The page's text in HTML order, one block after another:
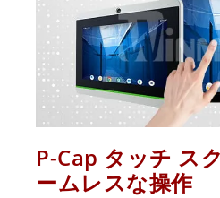
P-Cap タッチ ス
ームレスな操作